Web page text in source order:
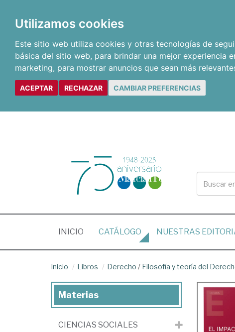
Utilizamos cookies
Este sitio web utiliza cookies y otras tecnologías de
básica del sitio web, para brindar una mejor experiencia
marketing, para mostrar anuncios que sean más
ACEPTAR RECHAZAR CAMBIAR PREFERENCIAS
INICIO (CURRENT)
CATÁLOGO NUESTRAS
Inicio Libros Derecho / Filosofía y teoría del
Materias
CIENCIAS SOCIALES